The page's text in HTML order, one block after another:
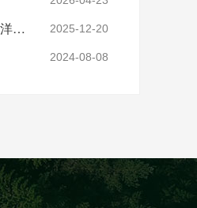
实力铸就信任，匠心连接未来——全景透视河南太平洋电缆厂 2025-12-20
2024-08-08